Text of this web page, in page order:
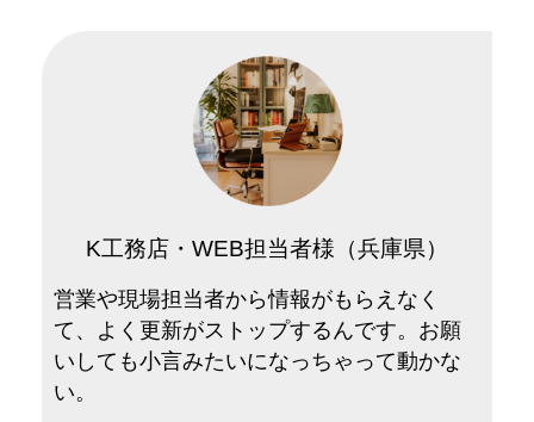
K工務店・WEB担当者様（兵庫県）
営業や現場担当者から情報がもらえなく
て、よく更新がストップするんです。お願
いしても小言みたいになっちゃって動かな
い。